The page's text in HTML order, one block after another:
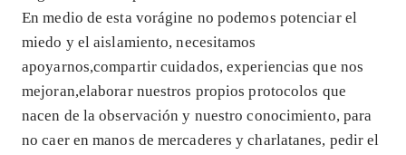
En medio de esta vorágine no podemos potenciar el
miedo y el aislamiento, necesitamos
apoyarnos,compartir cuidados, experiencias que nos
mejoran,elaborar nuestros propios protocolos que
nacen de la observación y nuestro conocimiento, para
no caer en manos de mercaderes y charlatanes, pedir el